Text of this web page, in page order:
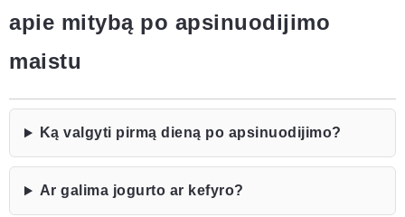
apie mitybą po apsinuodijimo
maistu
Ką valgyti pirmą dieną po apsinuodijimo?
Ar galima jogurto ar kefyro?